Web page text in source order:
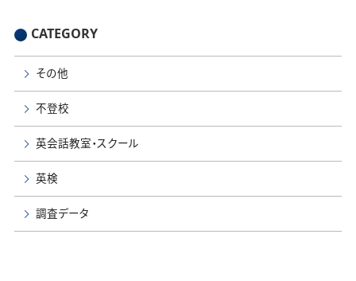
CATEGORY
その他
不登校
英会話教室・スクール
英検
調査データ